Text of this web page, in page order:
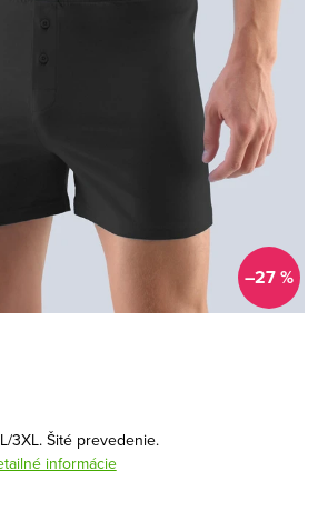
–27 %
3XL. Šité prevedenie.
informácie